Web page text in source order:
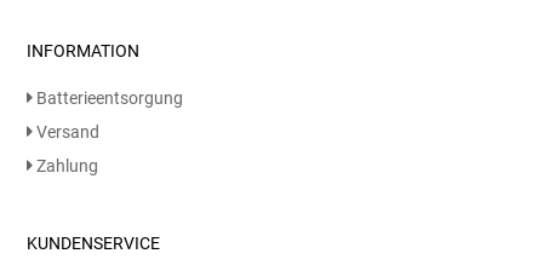
Isotonische / Energy / Eiskaffee
INFORMATION
Batterieentsorgung
Versand
Zahlung
KUNDENSERVICE